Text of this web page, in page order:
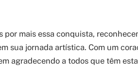
mais essa conquista,
sua jornada artística. Com um
agradecendo a todos que têm